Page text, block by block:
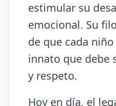
estimular su
emocional. Su
de que cada
innato que debe
y respeto.
Hoy en día, el